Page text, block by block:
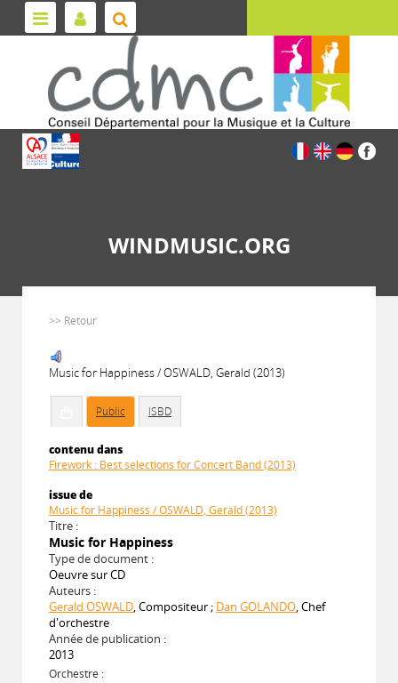
WINDMUSIC.ORG
>> Retour
Music for Happiness / OSWALD, Gerald (2013)
Public ISBD
contenu dans
Firework : Best selections for Concert Band (2013)
issue de
Music for Happiness / OSWALD, Gerald (2013)
Titre :
Music for Happiness
Type de document :
Oeuvre sur CD
Auteurs :
Gerald OSWALD, Compositeur ; Dan GOLANDO, Chef
d'orchestre
Année de publication :
2013
Orchestre :